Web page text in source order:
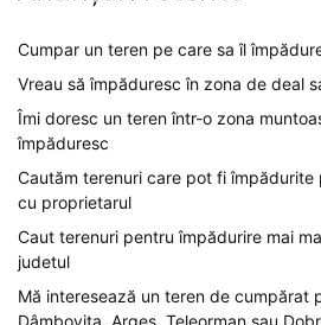
Cumpar un teren pe care sa îl
Vreau să împăduresc în zona de deal
Îmi doresc un teren într-o zona
împăduresc
Cautăm terenuri care pot fi împădurite
cu proprietarul
Caut terenuri pentru împădurire mai
judetul
Mă interesează un teren de cumpărat
Dâmbovița, Argeș, Teleorman sau